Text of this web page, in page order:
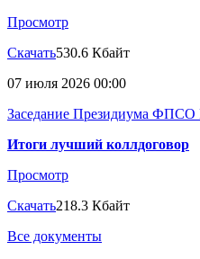
Просмотр
Скачать530.6 Кбайт
07 июля 2026 00:00
Заседание Президиума ФПСО
Итоги лучший коллдоговор
Просмотр
Скачать218.3 Кбайт
Все документы